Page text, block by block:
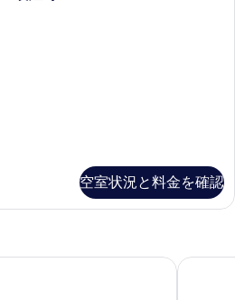
空室状況と料金を確認
THE